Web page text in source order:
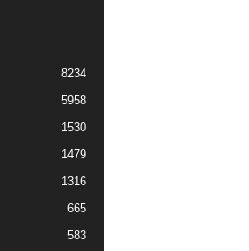
8234
5958
1530
1479
1316
665
583